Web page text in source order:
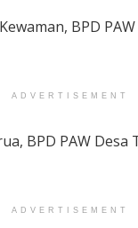
BPD
ADVERTISEMENT
BPD PAW Desa
ADVERTISEMENT